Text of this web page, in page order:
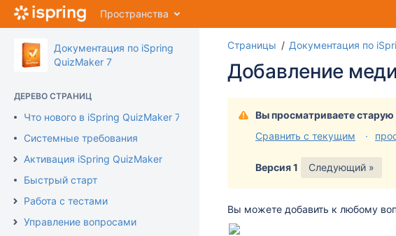
Перейти
содержимому
assistive.skiplink.to.breadcrumbs
assistive.skiplink.to.quick.search
Пространства
Документация по iSpring
QuizMaker 7
ДЕРЕВО СТРАНИЦ
Что нового в iSpring QuizMaker 7
Системные требования
Активация iSpring QuizMaker
Быстрый старт
Работа с тестами
Управление вопросами
Страницы Документация по
Добавление
Вы просматриваете
Сравнить с текущим
Версия 1 Следующий »
Вы можете добавить к любому